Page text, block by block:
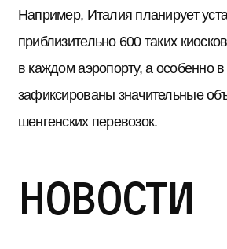
Например, Италия планирует
приблизительно 600 таких
в каждом аэропорту, а особенно в
зафиксированы значительные
шенгенских перевозок.
Новости